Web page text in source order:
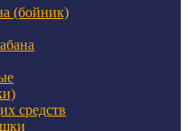
(бойник)
средств